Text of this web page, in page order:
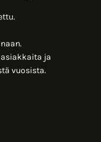
ja
vuosista.